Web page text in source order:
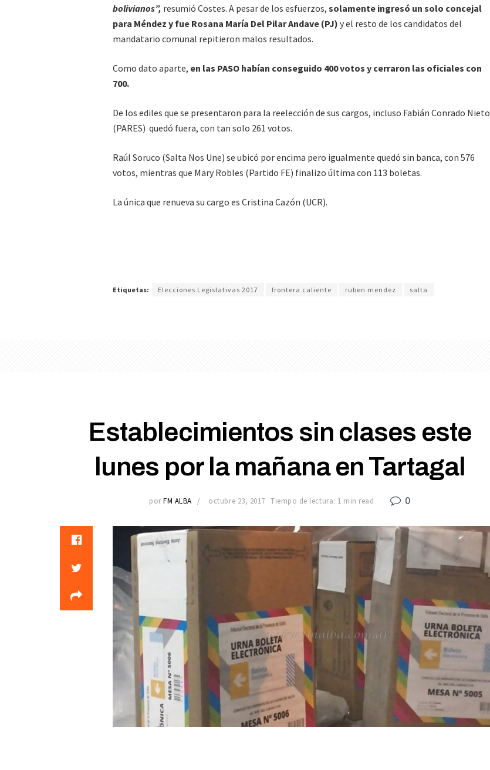
bolivianos”, resumió Costes. A pesar de los esfuerzos, solamente ingresó un solo concejal
para Méndez y fue Rosana María Del Pilar Andave (PJ) y el resto de los candidatos del
mandatario comunal repitieron malos resultados.
Como dato aparte, en las PASO habían conseguido 400 votos y cerraron las oficiales con
700.
De los ediles que se presentaron para la reelección de sus cargos, incluso Fabián Conrado Nieto
(PARES) quedó fuera, con tan solo 261 votos.
Raúl Soruco (Salta Nos Une) se ubicó por encima pero igualmente quedó sin banca, con 576
votos, mientras que Mary Robles (Partido FE) finalizo última con 113 boletas.
La única que renueva su cargo es Cristina Cazón (UCR).
Etiquetas: Elecciones Legislativas 2017 frontera caliente ruben mendez salta
Establecimientos sin clases este
lunes por la mañana en Tartagal
por FM ALBA octubre 23, 2017 Tiempo de lectura: 1 min read 0